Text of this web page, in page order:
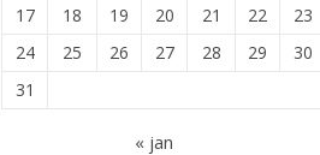
17
18 19 20 21 22
23
24
25 26 27 28 29
30
31
« jan